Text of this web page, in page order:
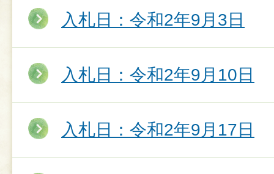
入札日：令和2年9月3日
入札日：令和2年9月10日
入札日：令和2年9月17日